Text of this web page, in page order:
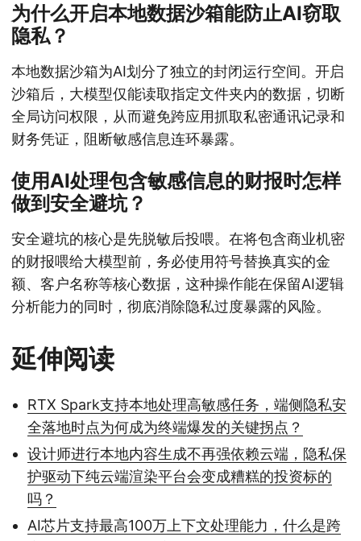
为什么开启本地数据沙箱能防止AI窃取
隐私？
本地数据沙箱为AI划分了独立的封闭运行空间。开启
沙箱后，大模型仅能读取指定文件夹内的数据，切断
全局访问权限，从而避免跨应用抓取私密通讯记录和
财务凭证，阻断敏感信息连环暴露。
使用AI处理包含敏感信息的财报时怎样
做到安全避坑？
安全避坑的核心是先脱敏后投喂。在将包含商业机密
的财报喂给大模型前，务必使用符号替换真实的金
额、客户名称等核心数据，这种操作能在保留AI逻辑
分析能力的同时，彻底消除隐私过度暴露的风险。
延伸阅读
RTX Spark支持本地处理高敏感任务，端侧隐私安
全落地时点为何成为终端爆发的关键拐点？
设计师进行本地内容生成不再强依赖云端，隐私保
护驱动下纯云端渲染平台会变成糟糕的投资标的
吗？
AI芯片支持最高100万上下文处理能力，什么是跨